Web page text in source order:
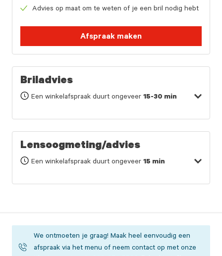
Advies op maat om te weten of je een bril nodig hebt
Afspraak maken
Briladvies
Een winkelafspraak duurt ongeveer 15-30 min
Lensoogmeting/advies
Een winkelafspraak duurt ongeveer 15 min
We ontmoeten je graag! Maak heel eenvoudig een
afspraak via het menu of neem contact op met onze